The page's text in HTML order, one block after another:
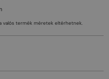
termék méretek eltérhetnek.